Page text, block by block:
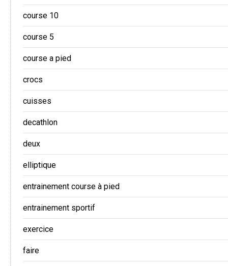
course 10
course 5
course a pied
crocs
cuisses
decathlon
deux
elliptique
entrainement course à pied
entrainement sportif
exercice
faire